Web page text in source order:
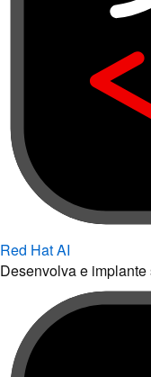
Red Hat AI
Desenvolva e